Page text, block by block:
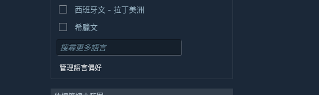
西班牙文 - 拉丁美洲
希臘文
管理語言偏好